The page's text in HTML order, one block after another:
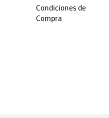
Condiciones de
Compra